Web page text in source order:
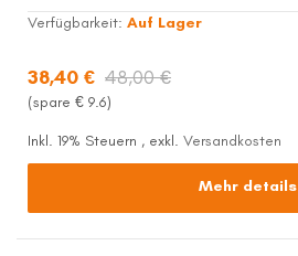
Verfügbarkeit: Auf Lager
38,40 € 48,00 €
(spare € 9.6)
Inkl. 19% Steuern , exkl. Versandkosten
Mehr details